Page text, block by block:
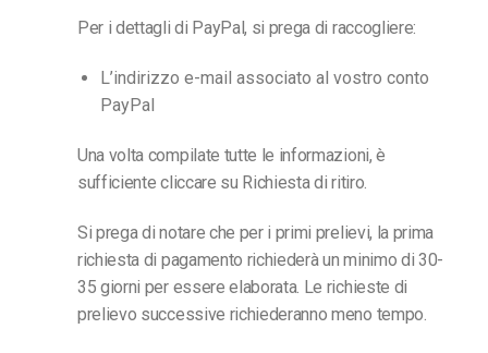
Per i dettagli di PayPal, si prega di raccogliere:
L’indirizzo e-mail associato al vostro conto
PayPal
Una volta compilate tutte le informazioni, è
sufficiente cliccare su Richiesta di ritiro.
Si prega di notare che per i primi prelievi, la prima
richiesta di pagamento richiederà un minimo di 30-
35 giorni per essere elaborata. Le richieste di
prelievo successive richiederanno meno tempo.